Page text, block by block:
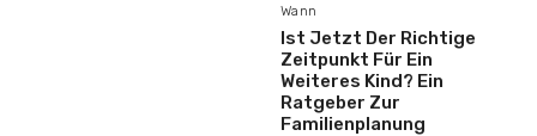
Wann
Ist Jetzt Der Richtige
Zeitpunkt Für Ein
Weiteres Kind? Ein
Ratgeber Zur
Familienplanung